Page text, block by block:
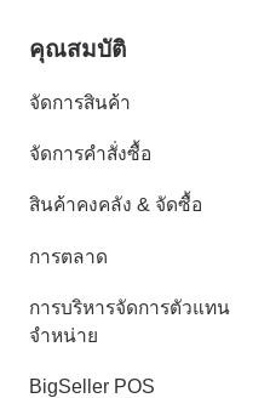
คุณสมบัติ
จัดการสินค้า
จัดการคำสั่งซื้อ
สินค้าคงคลัง & จัดซื้อ
การตลาด
การบริหารจัดการตัวแทน
จำหน่าย
BigSeller POS